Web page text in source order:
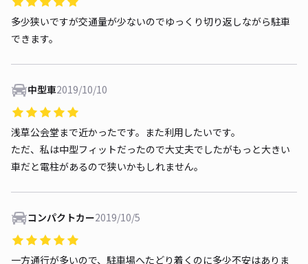
多少狭いですが交通量が少ないのでゆっくり切り返しながら駐車
できます。
中型車2019/10/10
浅草公会堂まで近かったです。また利用したいです。
ただ、私は中型フィットだったので大丈夫でしたがもっと大きい
車だと電柱があるので狭いかもしれません。
コンパクトカー2019/10/5
一方通行が多いので、駐車場へたどり着くのに多少不安はありま